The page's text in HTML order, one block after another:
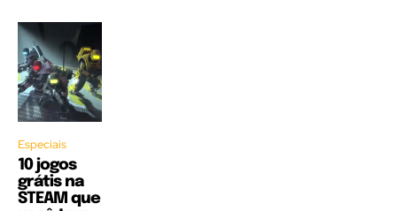
Especiais
10 jogos
grátis na
STEAM que